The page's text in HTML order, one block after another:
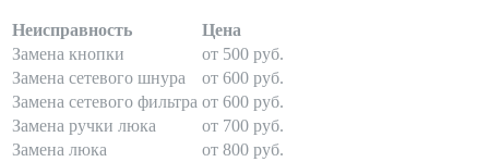
Неисправность
Цена
Замена кнопки
от 500 руб.
Замена сетевого шнура
от 600 руб.
Замена сетевого фильтра от 600 руб.
Замена ручки люка
от 700 руб.
Замена люка
от 800 руб.